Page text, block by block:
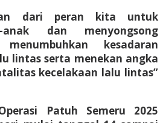
dari peran kita untuk
anak dan menyongsong
kesadaran
lintas serta menekan angka
kecelakaan lalu lintas”
Patuh Semeru 2025